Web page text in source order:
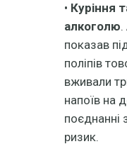
• Куріння
алкоголю.
показав
поліпів
вживали
напоїв на
поєднанні
ризик.